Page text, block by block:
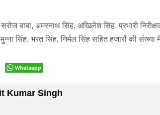
बाबा, अमरनाथ सिंह, अखिलेश सिंह, प्रभारी
मुन्ना सिंह, भरत सिंह, निर्मल सिंह सहित हजारों की
Whatsapp
Kumar Singh